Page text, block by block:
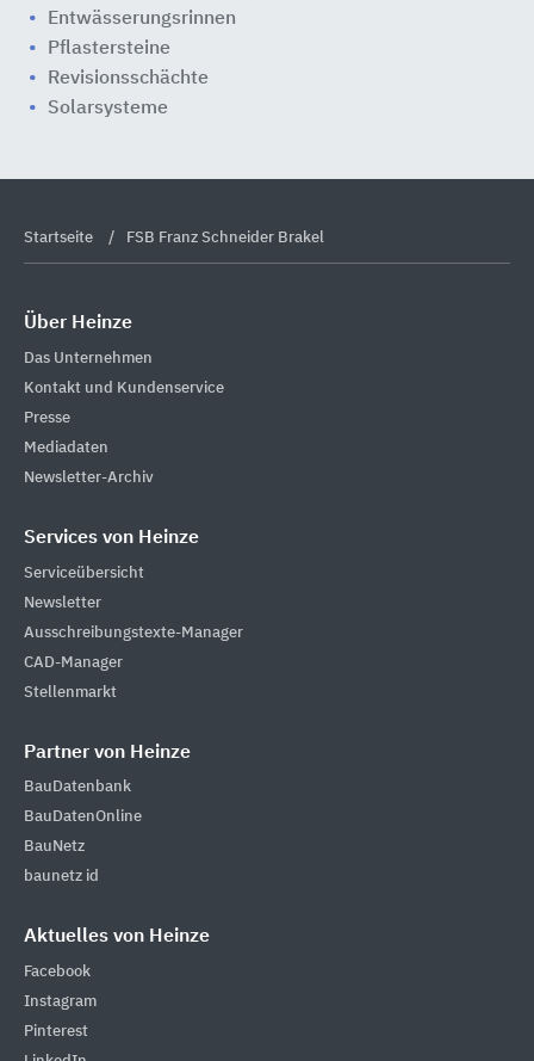
Entwässerungsrinnen
Pflastersteine
Revisionsschächte
Solarsysteme
Startseite FSB Franz Schneider Brakel
Über Heinze
Das Unternehmen
Kontakt und Kundenservice
Presse
Mediadaten
Newsletter-Archiv
Services von Heinze
Serviceübersicht
Newsletter
Ausschreibungstexte-Manager
CAD-Manager
Stellenmarkt
Partner von Heinze
BauDatenbank
BauDatenOnline
BauNetz
baunetz id
Aktuelles von Heinze
Facebook
Instagram
Pinterest